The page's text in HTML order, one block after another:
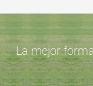
La mejor